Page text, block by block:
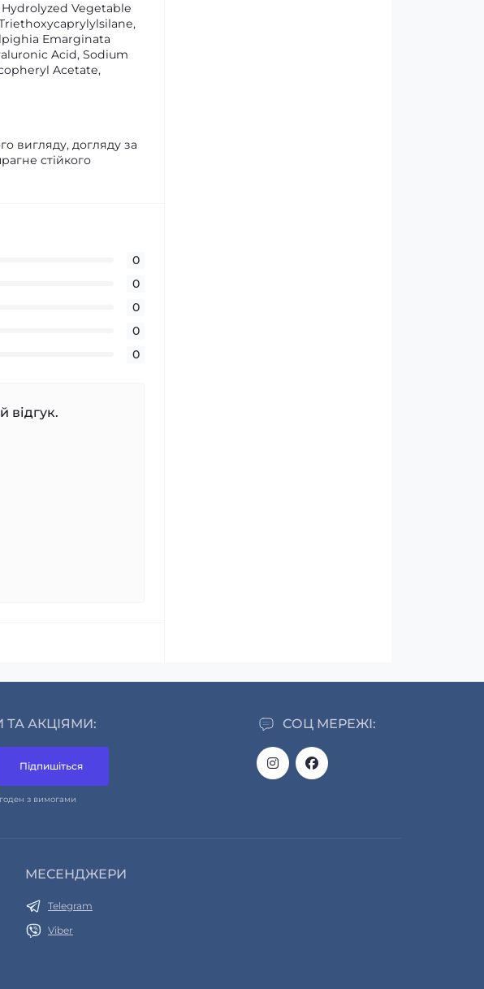
Vegetable
Emarginata
Acid, Sodium
Acetate,
вигляду, догляду за
стійкого
0
0
0
0
0
відгук.
СОЦ МЕРЕЖІ:
АКЦІЯМИ:
Підпишіться
з вимогами
МЕСЕНДЖЕРИ
Telegram
Viber